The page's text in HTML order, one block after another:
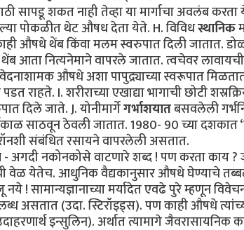
सापडू शकत नाही तेव्हा या मार्गाचा अवलंब करता
पोकळीत थेट औषध देता येते. H. विविधस्थानिक
औषधे थेंब किंवा मलम स्वरुपात दिली जातात.
थेंब आता नित्यनेमाने वापरले जातात. त्वचेवर
औषधे अशा पापुद्र्याच्या स्वरूपात
I. शरीराच्या एखाद्या भागाची छोटी
दिले जाते. J. योनीमार्गेगर्भाशयातबसवलेली
साठवून ठेवली जातात. 1980- 90 च्या दशकात
संबंधित रसायने वापरलेली असतात.
- अगदी नकोनकोसे वाटणारे शब्द ! पण करता काय ?
वेळ येतेच. आधुनिक वैद्यकानुसार औषधे घेण्याचे
! सामान्यज्ञानाच्या मर्यादेत एवढे पुरे म्हणून
असतात (उदा. स्टिरॉइड्स). पण काही औषधे
इन्सुलिन). अर्थात त्यामागे